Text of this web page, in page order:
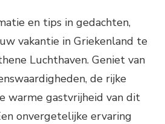
en tips in gedachten,
vakantie in Griekenland te
Luchthaven. Geniet van
de rijke
warme gastvrijheid van dit
onvergetelijke ervaring